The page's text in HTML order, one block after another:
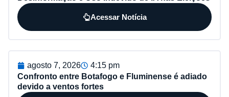
Acessar Notícia
agosto 7, 2026
4:15 pm
Confronto entre Botafogo e Fluminense é adiado
devido a ventos fortes